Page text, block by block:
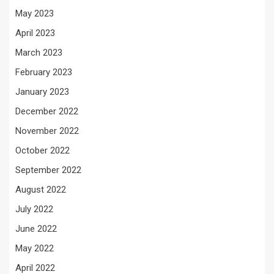
May 2023
April 2023
March 2023
February 2023
January 2023
December 2022
November 2022
October 2022
September 2022
August 2022
July 2022
June 2022
May 2022
April 2022